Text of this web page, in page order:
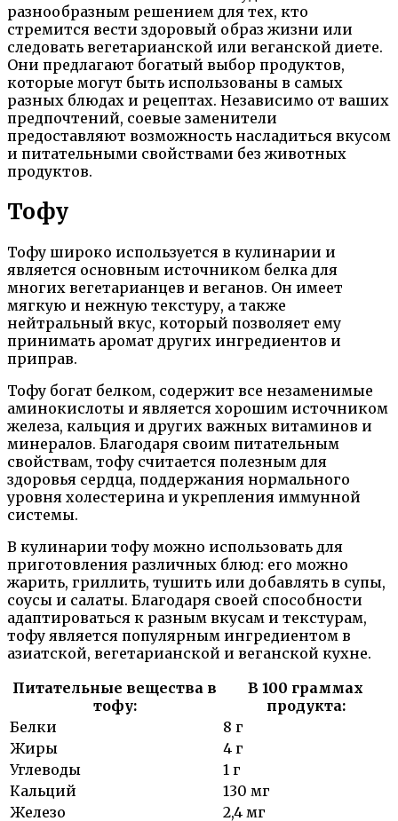
разнообразным решением для тех, кто
стремится вести здоровый образ жизни или
следовать вегетарианской или веганской диете.
Они предлагают богатый выбор продуктов,
которые могут быть использованы в самых
разных блюдах и рецептах. Независимо от ваших
предпочтений, соевые заменители
предоставляют возможность насладиться вкусом
и питательными свойствами без животных
продуктов.
Тофу
Тофу широко используется в кулинарии и
является основным источником белка для
многих вегетарианцев и веганов. Он имеет
мягкую и нежную текстуру, а также
нейтральный вкус, который позволяет ему
принимать аромат других ингредиентов и
приправ.
Тофу богат белком, содержит все незаменимые
аминокислоты и является хорошим источником
железа, кальция и других важных витаминов и
минералов. Благодаря своим питательным
свойствам, тофу считается полезным для
здоровья сердца, поддержания нормального
уровня холестерина и укрепления иммунной
системы.
В кулинарии тофу можно использовать для
приготовления различных блюд: его можно
жарить, гриллить, тушить или добавлять в супы,
соусы и салаты. Благодаря своей способности
адаптироваться к разным вкусам и текстурам,
тофу является популярным ингредиентом в
азиатской, вегетарианской и веганской кухне.
Питательные вещества в
тофу:
В 100 граммах
продукта:
Белки
8 г
Жиры
4 г
Углеводы
1 г
Кальций
130 мг
Железо
2,4 мг